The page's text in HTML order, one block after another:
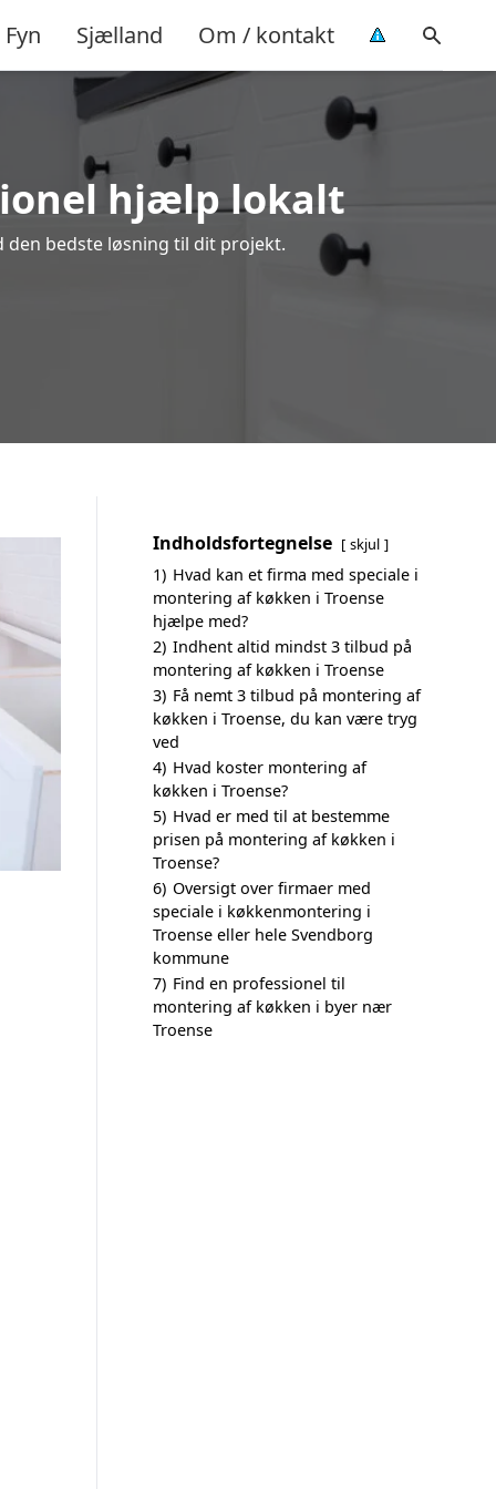
Fyn Sjælland Om / kontakt
hjælp lokalt
den bedste løsning til dit projekt.
Indholdsfortegnelse skjul
1) Hvad kan et firma med speciale i
montering af køkken i Troense
hjælpe med?
2) Indhent altid mindst 3 tilbud på
montering af køkken i Troense
3) Få nemt 3 tilbud på montering af
køkken i Troense, du kan være tryg
ved
4) Hvad koster montering af
køkken i Troense?
5) Hvad er med til at bestemme
prisen på montering af køkken i
Troense?
6) Oversigt over firmaer med
speciale i køkkenmontering i
Troense eller hele Svendborg
kommune
7) Find en professionel til
montering af køkken i byer nær
Troense